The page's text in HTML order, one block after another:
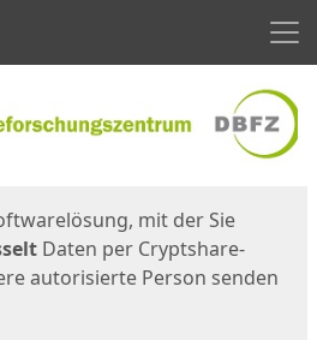
mit der Sie
Daten per Cryptshare-
autorisierte Person senden